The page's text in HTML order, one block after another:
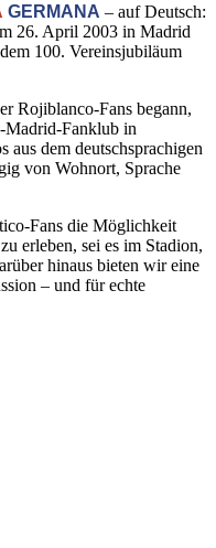
GERMANA – auf Deutsch:
26. April 2003 in Madrid
100. Vereinsjubiläum
Rojiblanco-Fans begann,
Madrid-Fanklub in
aus dem deutschsprachigen
von Wohnort, Sprache
Fans die Möglichkeit
erleben, sei es im Stadion,
hinaus bieten wir eine
– und für echte